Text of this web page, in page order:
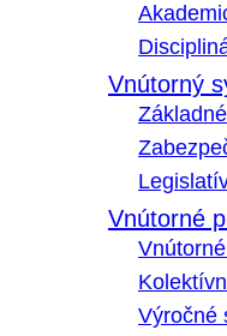
Vnútorný
Vnútorné
Výročné